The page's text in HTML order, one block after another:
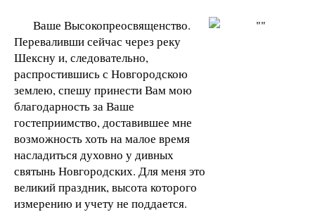
Ваше Высокопреосвященство.
Переваливши сейчас через реку
Шексну и, следовательно,
распростившись с Новгородскою
землею, спешу принести Вам мою
благодарность за Ваше
гостеприимство, доставившее мне
возможность хоть на малое время
насладиться духовно у дивных
святынь Новгородских. Для меня это
великий праздник, высота которого
измерению и учету не поддается.